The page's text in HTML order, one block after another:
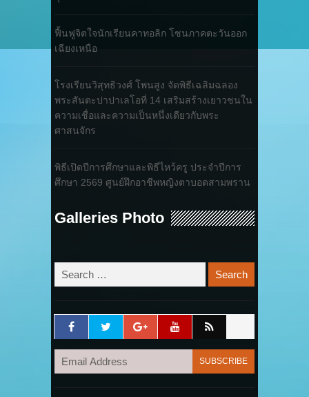
ฟื้นฟูจิตใจนักเรียนคาทอลิก โซนภาคตะวันออก
เฉียงเหนือ
โรงเรียนวิสุทธิวงศ์ โพนสูง จัดพิธีเฉลิมฉลอง
พระสันตะปาปาเลโอที่ 14 เสริมสร้างเยาวชนใน
ความเชื่อและความเป็นหนึ่งเดียวกับพระ
ศาสนจักร
พิธีเปิดปีการศึกษาและพิธีไหว้ครู ประจำปีการ
ศึกษา 2569 ศูนย์ฝึกอาชีพหญิงตาบอดสามพราน
Galleries Photo